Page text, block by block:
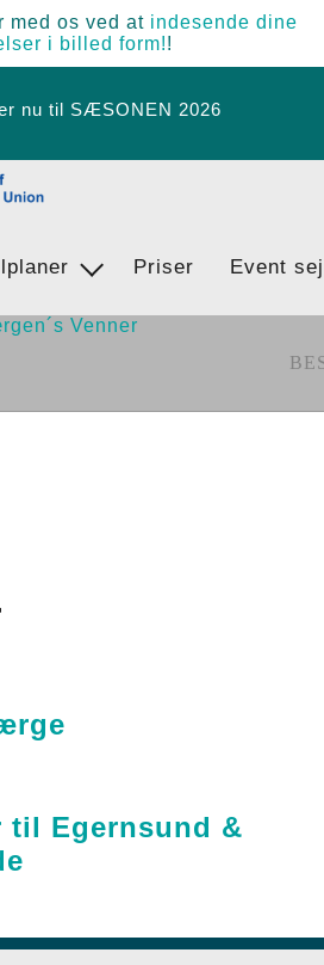
med os ved at indesende dine
i billed form!!
nu til SÆSONEN 2026
vej
- BrunsnÃ¦s -
Priser Event
til Egernsund &